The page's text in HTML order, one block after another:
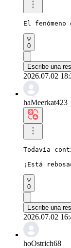
El
0
Escribe una
2026.07.02
haMeerkat423
Todavía
¡Está
0
Escribe una
2026.07.02
hoOstrich68